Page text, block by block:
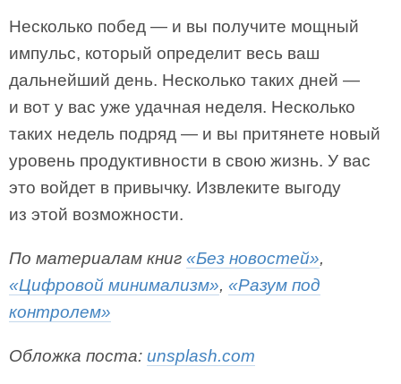
Несколько побед — и вы получите мощный
импульс, который определит весь ваш
дальнейший день. Несколько таких дней —
и вот у вас уже удачная неделя. Несколько
таких недель подряд — и вы притянете новый
уровень продуктивности в свою жизнь. У вас
это войдет в привычку. Извлеките выгоду
из этой возможности.
По материалам книг «Без новостей»,
«Цифровой минимализм», «Разум под
контролем»
Обложка поста: unsplash.com